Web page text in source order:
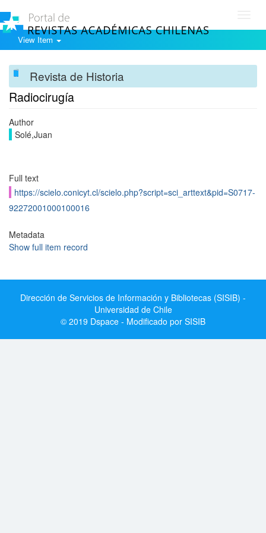
View Item
Revista de Historia
Radiocirugía
Author
Solé,Juan
Full text
https://scielo.conicyt.cl/scielo.php?script=sci_arttext&pid=S0717-
92272001000100016
Metadata
Show full item record
Dirección de Servicios de Información y Bibliotecas (SISIB) -
Universidad de Chile
© 2019 Dspace - Modificado por SISIB